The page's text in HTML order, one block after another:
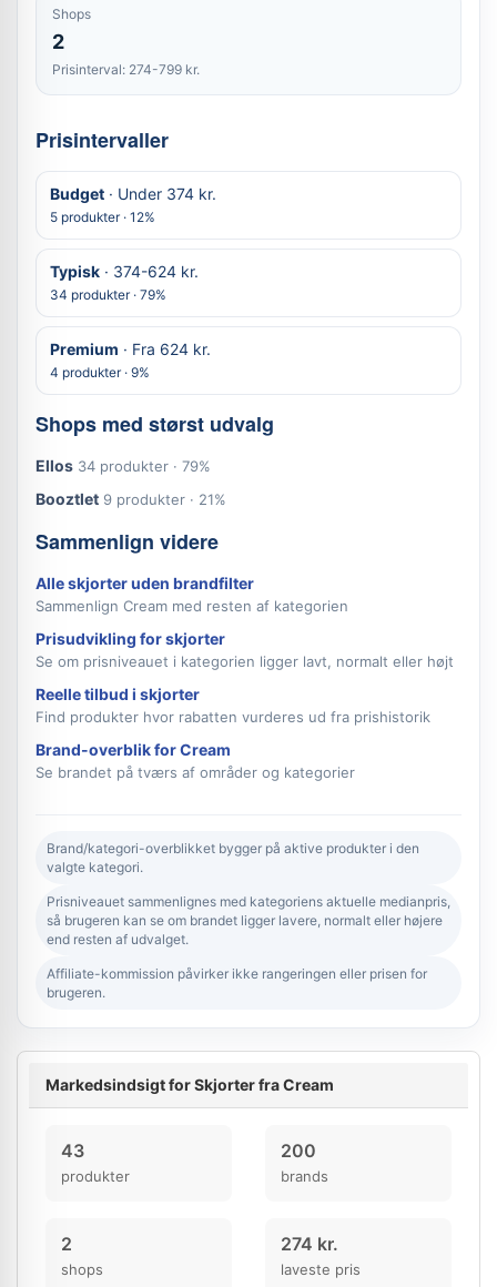
Shops
2
Prisinterval: 274-799 kr.
Prisintervaller
Budget · Under 374 kr.
5 produkter · 12%
Typisk · 374-624 kr.
34 produkter · 79%
Premium · Fra 624 kr.
4 produkter · 9%
Shops med størst udvalg
Ellos 34 produkter · 79%
Booztlet 9 produkter · 21%
Sammenlign videre
Alle skjorter uden brandfilter
Sammenlign Cream med resten af kategorien
Prisudvikling for skjorter
Se om prisniveauet i kategorien ligger lavt, normalt eller højt
Reelle tilbud i skjorter
Find produkter hvor rabatten vurderes ud fra prishistorik
Brand-overblik for Cream
Se brandet på tværs af områder og kategorier
Brand/kategori-overblikket bygger på aktive produkter i den
valgte kategori.
Prisniveauet sammenlignes med kategoriens aktuelle medianpris,
så brugeren kan se om brandet ligger lavere, normalt eller højere
end resten af udvalget.
Affiliate-kommission påvirker ikke rangeringen eller prisen for
brugeren.
Markedsindsigt for Skjorter fra Cream
43
produkter
200
brands
2
shops
274 kr.
laveste pris